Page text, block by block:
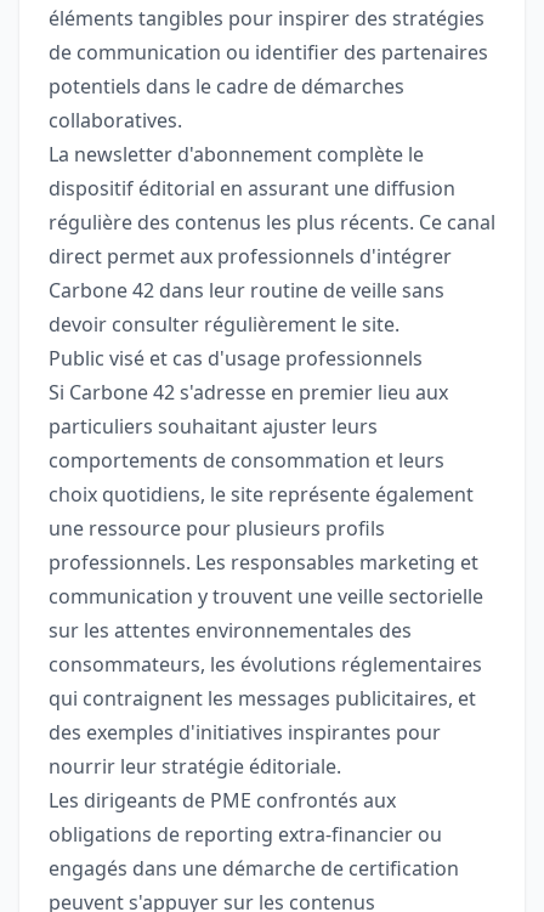
éléments tangibles pour inspirer des stratégies
de communication ou identifier des partenaires
potentiels dans le cadre de démarches
collaboratives.
La newsletter d'abonnement complète le
dispositif éditorial en assurant une diffusion
régulière des contenus les plus récents. Ce canal
direct permet aux professionnels d'intégrer
Carbone 42 dans leur routine de veille sans
devoir consulter régulièrement le site.
Public visé et cas d'usage professionnels
Si Carbone 42 s'adresse en premier lieu aux
particuliers souhaitant ajuster leurs
comportements de consommation et leurs
choix quotidiens, le site représente également
une ressource pour plusieurs profils
professionnels. Les responsables marketing et
communication y trouvent une veille sectorielle
sur les attentes environnementales des
consommateurs, les évolutions réglementaires
qui contraignent les messages publicitaires, et
des exemples d'initiatives inspirantes pour
nourrir leur stratégie éditoriale.
Les dirigeants de PME confrontés aux
obligations de reporting extra-financier ou
engagés dans une démarche de certification
peuvent s'appuyer sur les contenus